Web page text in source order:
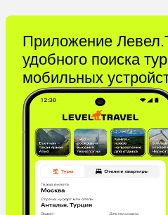
Приложение
удобного поиска
мобильных